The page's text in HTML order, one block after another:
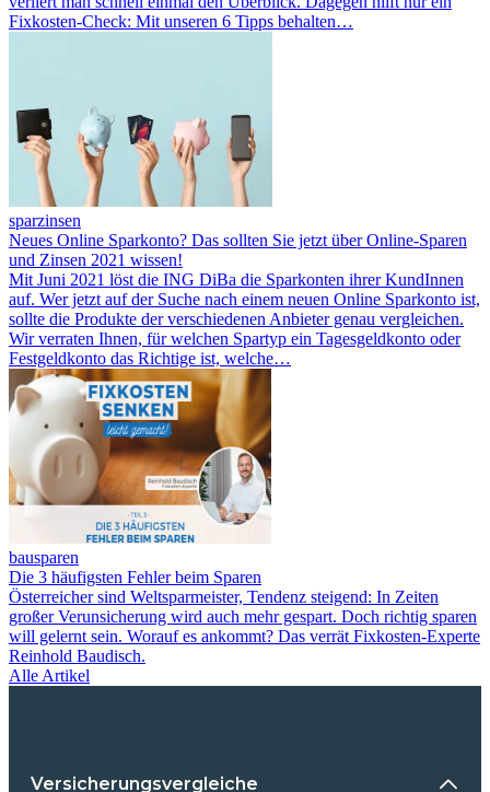
Fixkosten-Check: Mit unseren 6 Tipps behalten…
sparzinsen
Neues Online Sparkonto? Das sollten Sie jetzt über Online-Sparen
und Zinsen 2021 wissen!
Mit Juni 2021 löst die ING DiBa die Sparkonten ihrer KundInnen
auf. Wer jetzt auf der Suche nach einem neuen Online Sparkonto ist,
sollte die Produkte der verschiedenen Anbieter genau vergleichen.
Wir verraten Ihnen, für welchen Spartyp ein Tagesgeldkonto oder
Festgeldkonto das Richtige ist, welche…
bausparen
Die 3 häufigsten Fehler beim Sparen
Österreicher sind Weltsparmeister, Tendenz steigend: In Zeiten
großer Verunsicherung wird auch mehr gespart. Doch richtig sparen
will gelernt sein. Worauf es ankommt? Das verrät Fixkosten-Experte
Reinhold Baudisch.
Alle Artikel
Versicherungsvergleiche